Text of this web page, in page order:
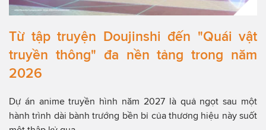
Từ tập truyện Doujinshi đến "Quái vật
truyền thông" đa nền tảng trong năm
2026
Dự án anime truyền hình năm 2027 là quả ngọt sau một
hành trình dài bành trướng bền bỉ của thương hiệu này suốt